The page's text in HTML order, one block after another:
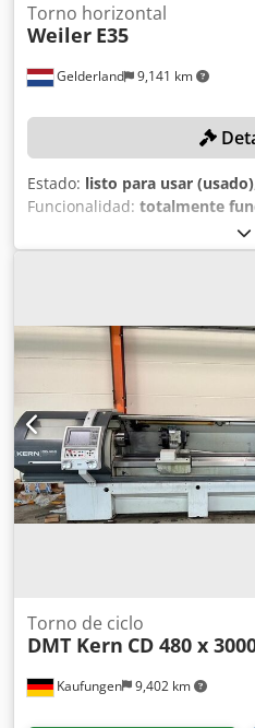
Gelderland 9,141 km
Torno horizontal
Weiler E35
Estado: listo para usar (usado)
Funcionalidad: totalmente
,
pico:210 mm, velocidad del
,
Distancia entre puntos: 900
Paso de husillo: 55 mm
DETALLES DE LA MÁQUINA
Control: CNC EQUIPAMIENTO
Documentación disponible
Kaufungen 9,402 km
Torno de ciclo
DMT Kern CD 480 x